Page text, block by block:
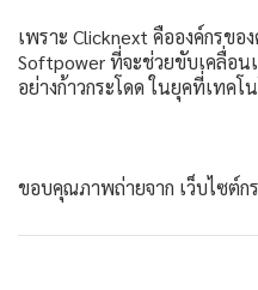
เพราะ Clicknext คือองค์กรข
Softpower ที่จะช่วยขับเคลื่อ
อย่างก้าวกระโดด ในยุคที่เทค
ขอบคุณภาพถ่ายจาก เว็บไซต์ก